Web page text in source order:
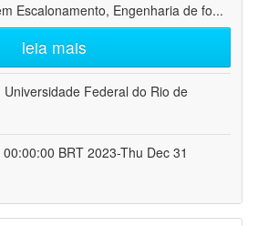
Escalonamento, Engenharia de fo...
leia mais
Universidade Federal do Rio de
BRT 2023-Thu Dec 31